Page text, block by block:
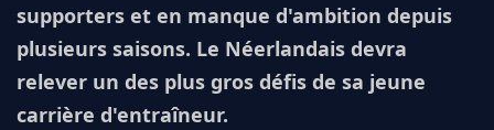
supporters et en manque d'ambition depuis
plusieurs saisons. Le Néerlandais devra
relever un des plus gros défis de sa jeune
carrière d'entraîneur.